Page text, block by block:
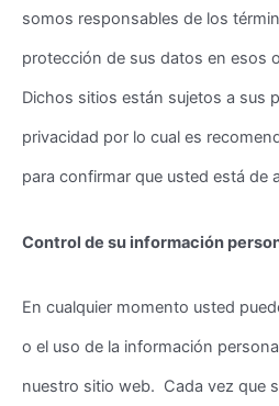
somos responsables de los
protección de sus datos en esos
Dichos sitios están sujetos a sus
privacidad por lo cual es
para confirmar que usted está de
Control de su información
En cualquier momento usted
o el uso de la información
nuestro sitio web. Cada vez que